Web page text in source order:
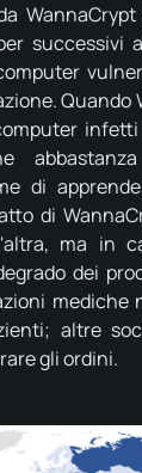
successivi
Quando
di
di
ma in
dei
mediche
altre
gli ordini.